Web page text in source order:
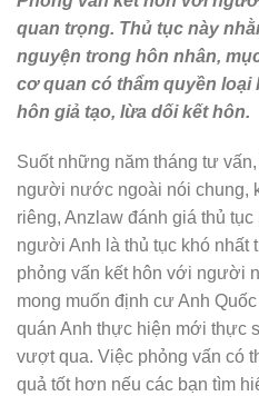
quan trọng. Thủ tục này
nguyện trong hôn nhân,
cơ quan có thẩm quyền
hôn giả tạo, lừa dối kết hôn.
Suốt những năm tháng tư
người nước ngoài nói chung,
riêng, Anzlaw đánh giá thủ
người Anh là thủ tục khó nhất
phỏng vấn kết hôn với người
mong muốn định cư Anh
quán Anh thực hiện mới thực
vượt qua. Việc phỏng vấn có
quả tốt hơn nếu các bạn tìm